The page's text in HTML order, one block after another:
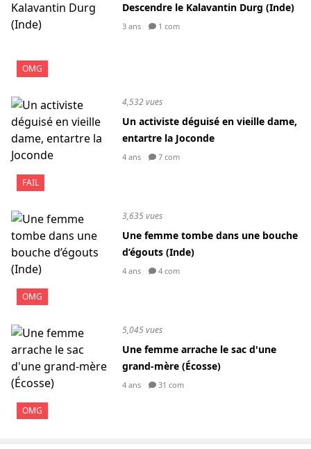
OMG
Descendre le Kalavantin Durg (Inde)
3 ans 1 com
FAIL
4,532 vues
Un activiste déguisé en vieille dame,
entartre la Joconde
4 ans 7 com
OMG
3,635 vues
Une femme tombe dans une bouche
d’égouts (Inde)
4 ans 4 com
OMG
5,045 vues
Une femme arrache le sac d'une
grand-mère (Écosse)
4 ans 31 com